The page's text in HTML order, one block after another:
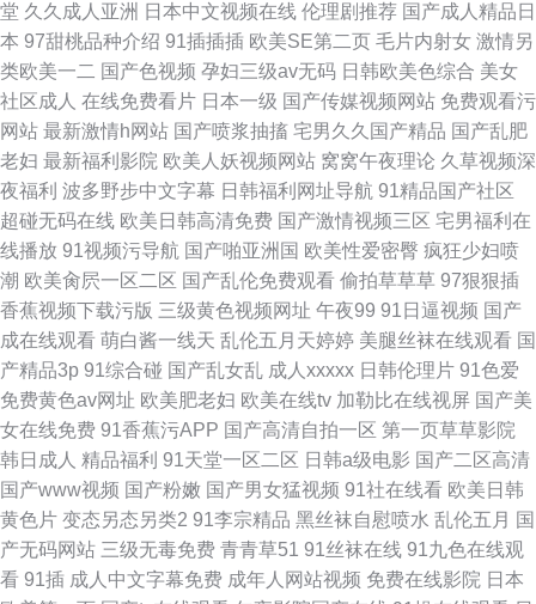
堂 久久成人亚洲 日本中文视频在线 伦理剧推荐 国产成人精品日
本 97甜桃品种介绍 91插插插 欧美SE第二页 毛片内射女 激情另
类欧美一二 国产色视频 孕妇三级av无码 日韩欧美色综合 美女
社区成人 在线免费看片 日本一级 国产传媒视频网站 免费观看污
网站 最新激情h网站 国产喷浆抽搐 宅男久久国产精品 国产乱肥
老妇 最新福利影院 欧美人妖视频网站 窝窝午夜理论 久草视频深
夜福利 波多野步中文字幕 日韩福利网址导航 91精品国产社区
超碰无码在线 欧美日韩高清免费 国产激情视频三区 宅男福利在
线播放 91视频污导航 国产啪亚洲国 欧美性爱密臀 疯狂少妇喷
潮 欧美肏屄一区二区 国产乱伦免费观看 偷拍草草草 97狠狠插
香蕉视频下载污版 三级黄色视频网址 午夜99 91日逼视频 国产
成在线观看 萌白酱一线天 乱伦五月天婷婷 美腿丝袜在线观看 国
产精品3p 91综合碰 国产乱女乱 成人xxxxx 日韩伦理片 91色爱
免费黄色av网址 欧美肥老妇 欧美在线tv 加勒比在线视屏 国产美
女在线免费 91香蕉污APP 国产高清自拍一区 第一页草草影院
韩日成人 精品福利 91天堂一区二区 日韩a级电影 国产二区高清
国产www视频 国产粉嫩 国产男女猛视频 91社在线看 欧美日韩
黄色片 变态另态另类2 91李宗精品 黑丝袜自慰喷水 乱伦五月 国
产无码网站 三级无毒免费 青青草51 91丝袜在线 91九色在线观
看 91插 成人中文字幕免费 成年人网站视频 免费在线影院 日本